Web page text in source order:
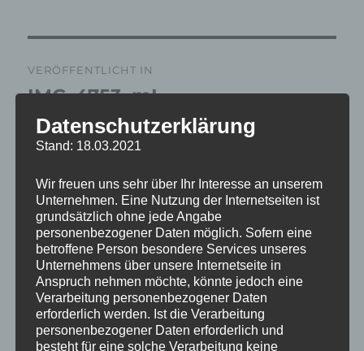
VERÖFFENTLICHT IN
IMG_4753_mL
Datenschutzerklärung
Stand: 18.03.2021
Wir freuen uns sehr über Ihr Interesse an unserem
Unternehmen. Eine Nutzung der Internetseiten ist
grundsätzlich ohne jede Angabe
personenbezogener Daten möglich. Sofern eine
betroffene Person besondere Services unseres
Unternehmens über unsere Internetseite in
Anspruch nehmen möchte, könnte jedoch eine
Verarbeitung personenbezogener Daten
erforderlich werden. Ist die Verarbeitung
personenbezogener Daten erforderlich und
besteht für eine solche Verarbeitung keine